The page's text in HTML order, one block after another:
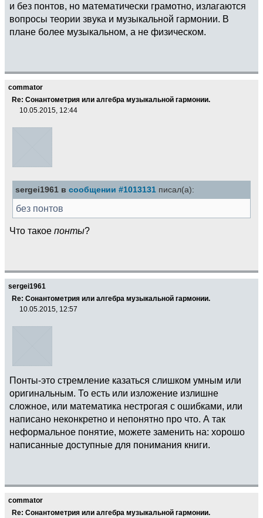
и без понтов, но математически грамотно, излагаются
вопросы теории звука и музыкальной гармонии. В
плане более музыкальном, а не физическом.
commator
Re: Сонантометрия или алгебра музыкальной гармонии.
10.05.2015, 12:44
sergei1961 в сообщении #1013131 писал(а):
без понтов
Что такое понты?
sergei1961
Re: Сонантометрия или алгебра музыкальной гармонии.
10.05.2015, 12:57
Понты-это стремление казаться слишком умным или
оригинальным. То есть или изложение излишне
сложное, или математика нестрогая с ошибками, или
написано неконкретно и непонятно про что. А так
неформальное понятие, можете заменить на: хорошо
написанные доступные для понимания книги.
commator
Re: Сонантометрия или алгебра музыкальной гармонии.